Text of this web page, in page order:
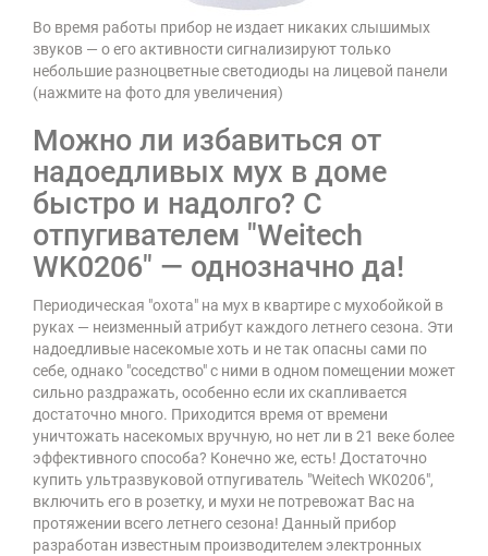
Во время работы прибор не издает никаких слышимых
звуков — о его активности сигнализируют только
небольшие разноцветные светодиоды на лицевой панели
(нажмите на фото для увеличения)
Можно ли избавиться от
надоедливых мух в доме
быстро и надолго? С
отпугивателем "Weitech
WK0206" — однозначно да!
Периодическая "охота" на мух в квартире с мухобойкой в
руках — неизменный атрибут каждого летнего сезона. Эти
надоедливые насекомые хоть и не так опасны сами по
себе, однако "соседство" с ними в одном помещении может
сильно раздражать, особенно если их скапливается
достаточно много. Приходится время от времени
уничтожать насекомых вручную, но нет ли в 21 веке более
эффективного способа? Конечно же, есть! Достаточно
купить ультразвуковой отпугиватель "Weitech WK0206",
включить его в розетку, и мухи не потревожат Вас на
протяжении всего летнего сезона! Данный прибор
разработан известным производителем электронных